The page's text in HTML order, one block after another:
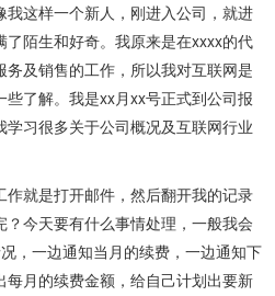
这样一个新人，刚进入公司，就进
了陌生和好奇。我原来是在xxxx的代
及销售的工作，所以我对互联网是
了解。我是xx月xx号正式到公司报
习很多关于公司概况及互联网行业
就是打开邮件，然后翻开我的记录
今天要有什么事情处理，一般我会
，一边通知当月的续费，一边通知下
每月的续费金额，给自己计划出要新